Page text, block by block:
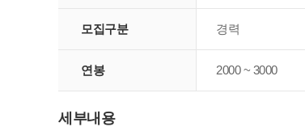
모집구분 경력
연봉 2000 ~ 3000
세부내용